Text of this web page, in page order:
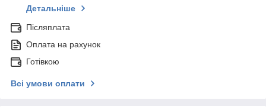
Детальніше
Післяплата
Оплата на рахунок
Готівкою
Всі умови оплати